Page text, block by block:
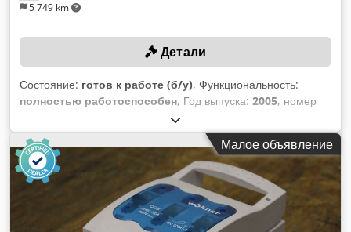
5 749 km
Детали
Состояние: готов к работе (б/у), Функциональность:
полностью работоспособен, Год выпуска: 2005, номер
машины/транспортного средства:
350 Вт, Без минимальной цены — гарантированная
продажа по самой высокой ставке! ТЕХНИЧЕСКИЕ
ДАННЫЕ Лазер FLS 352 N Тип лазера: импульсный
твердотельный Nd:YAG лазер Dodpfsxf H Aaex Acljkr
Средняя мощность: 350 Вт Энергия импульса: 70 Дж
ДЕТАЛИ МАШИНЫ Электротехнические данные
Малое объявление